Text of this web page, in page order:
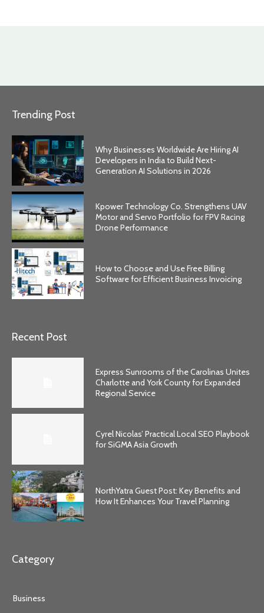
Trending Post
Why Businesses Worldwide Are Hiring AI
Developers in India to Build Next-
Generation AI Solutions in 2026
Kpower Technology Co. Strengthens UAV
Motor and Servo Portfolio for FPV Racing
Drone Performance
How to Choose and Use Free Billing
Software for Efficient Business Invoicing
Recent Post
Express Sunrooms of the Carolinas Unites
Charlotte and York County for Expanded
Regional Service
Cyrel Nicolas’ Practical Local SEO Playbook
for SiGMA Asia Growth
NorthYatra Guest Post: Key Benefits and
How It Enhances Your Travel Planning
Category
Business